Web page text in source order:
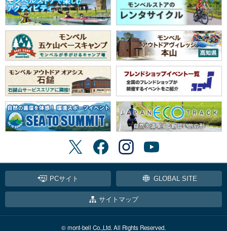
PCサイト GLOBAL SITE
サイトマップ
© mont-bell Co.,Ltd. All Rights Reserved.